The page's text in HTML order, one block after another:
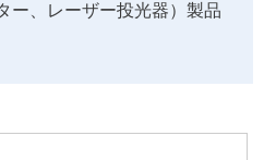
ー、レーザー投光器）製品